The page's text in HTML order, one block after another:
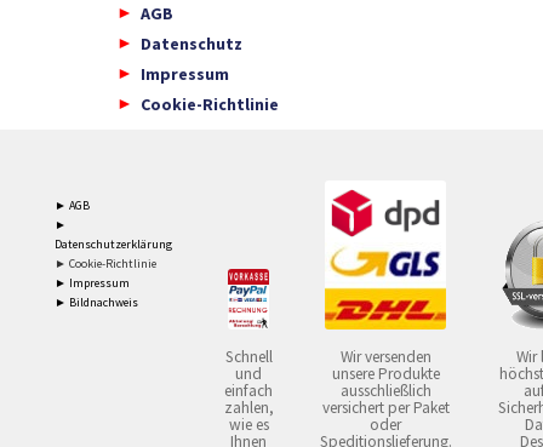
AGB
Datenschutz
Impressum
Cookie-Richtlinie
► AGB
►
Datenschutzerklärung
► Cookie-Richtlinie
► Impressum
► Bildnachweis
Schnell
und
einfach
zahlen,
wie es
Ihnen
Wir versenden
unsere Produkte
ausschließlich
versichert per Paket
oder
Speditionslieferung.
Wir